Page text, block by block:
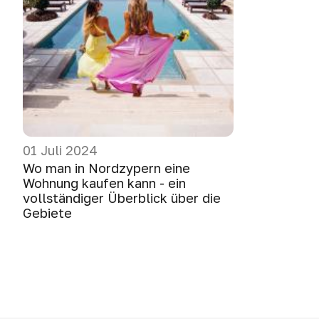
01 Juli 2024
Wo man in Nordzypern eine
Wohnung kaufen kann - ein
vollständiger Überblick über die
Gebiete